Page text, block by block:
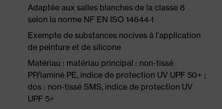
Adaptée aux salles blanches de la classe 8
selon la norme NF EN ISO 14644-1
Exempte de substances nocives à l'application
de peinture et de silicone
Matériau : matériau principal : non-tissé
PP/laminé PE, indice de protection UV UPF 50+ ;
dos : non-tissé SMS, indice de protection UV
UPF 5+